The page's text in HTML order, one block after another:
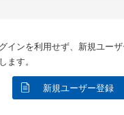
インを利用せず、新規ユー
ます。
新規ユーザー登録